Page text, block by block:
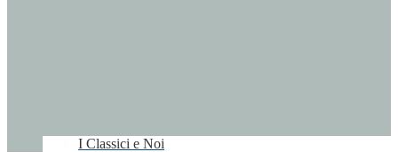
I Classici e Noi